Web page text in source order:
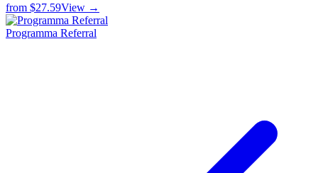
from $27.59View →
Programma Referral